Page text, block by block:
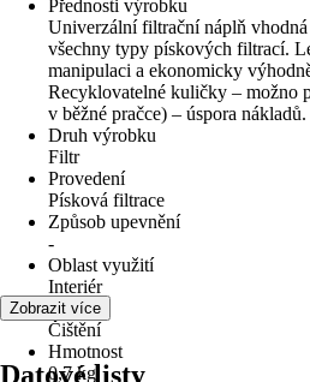
Přednosti výrobku
Univerzální filtrační náplň
všechny typy pískových filtrací.
manipulaci a ekonomicky
Recyklovatelné kuličky – možno
v běžné pračce) – úspora nákladů.
Druh výrobku
Filtr
Provedení
Písková filtrace
Způsob upevnění
-
Oblast využití
Interiér
Využití
Čištění
Hmotnost
0,7 kg
Zobrazit více
Datové listy